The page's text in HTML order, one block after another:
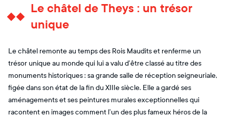
Le châtel de Theys : un trésor
unique
Le châtel remonte au temps des Rois Maudits et renferme un
trésor unique au monde qui lui a valu d’être classé au titre des
monuments historiques : sa grande salle de réception seigneuriale,
figée dans son état de la fin du XIIIe siècle. Elle a gardé ses
aménagements et ses peintures murales exceptionnelles qui
racontent en images comment l’un des plus fameux héros de la